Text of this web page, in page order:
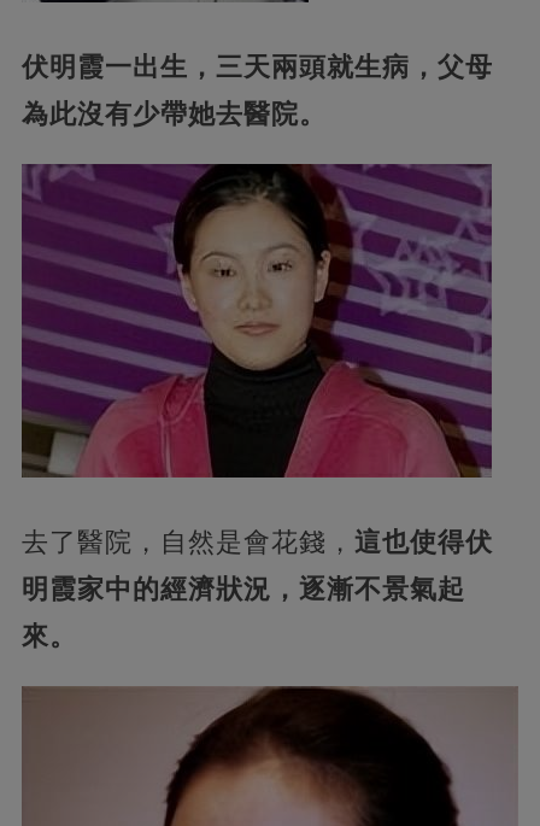
伏明霞一出生，三天兩頭就生病，父母
為此沒有少帶她去醫院。
去了醫院，自然是會花錢， 這也使得伏
明霞家中的經濟狀況，逐漸不景氣起
來。